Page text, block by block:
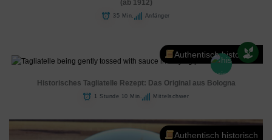
(ab 1912)
35 Min. Anfänger
Authentisch historisch
Historisches Tagliatelle Rezept: Das Original aus Bologna
1 Stunde 10 Min. Mittelschwer
Authentisch historisch